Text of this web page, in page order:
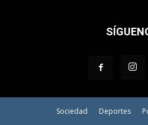
Sociedad Deportes